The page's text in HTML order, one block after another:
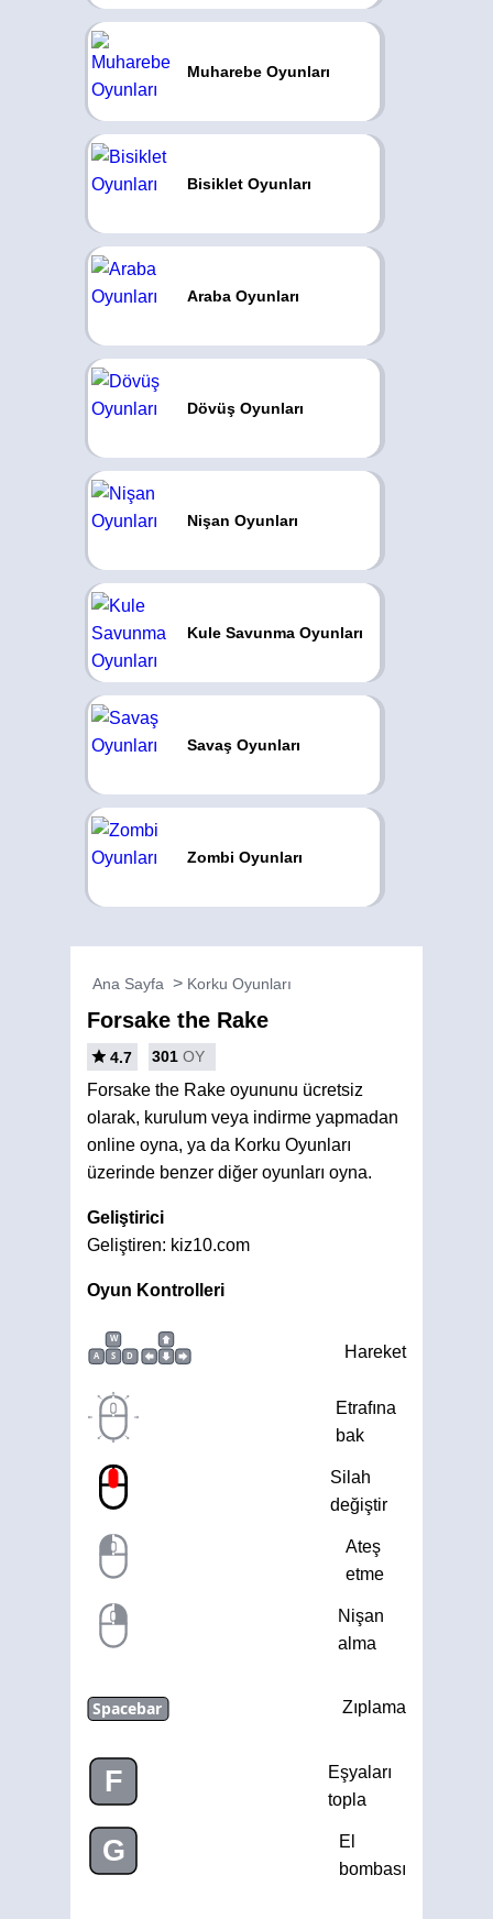
Muharebe Oyunları
Bisiklet Oyunları
Araba Oyunları
Dövüş Oyunları
Nişan Oyunları
Kule Savunma Oyunları
Savaş Oyunları
Zombi Oyunları
Ana Sayfa Korku Oyunları
Forsake the Rake
4.7 301 OY
Forsake the Rake oyununu ücretsiz
olarak, kurulum veya indirme yapmadan
online oyna, ya da Korku Oyunları
üzerinde benzer diğer oyunları oyna.
Geliştirici
Geliştiren: kiz10.com
Oyun Kontrolleri
W
A
S D Hareket
Etrafına
bak
Silah
değiştir
Ateş
etme
Nişan
alma
Spacebar Zıplama
F
Eşyaları
topla
G
El
bombası